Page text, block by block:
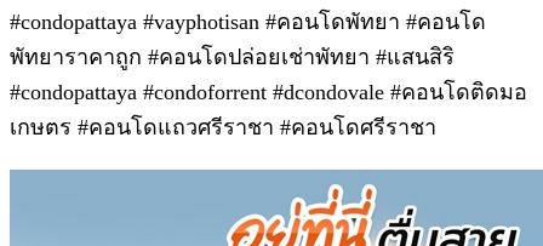
#condopattaya #vayphotisan #คอนโดพัทยา #คอนโด
พัทยาราคาถูก #คอนโดปล่อยเช่าพัทยา #แสนสิริ
#condopattaya #condoforrent #dcondovale #คอนโดติดมอ
เกษตร #คอนโดแถวศรีราชา #คอนโดศรีราชา